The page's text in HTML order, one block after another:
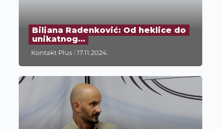
Biljana Radenković: Od heklice do
unikatnog…
Kontakt Plus 17.11.2024.